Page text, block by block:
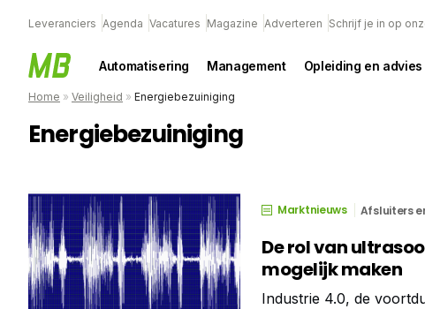
Leveranciers Agenda Vacatures Magazine Adverteren Schrijf je in op
Automatisering Management Opleiding en advies
Home » Veiligheid » Energiebezuiniging
Energiebezuiniging
Marktnieuws Afsluiters
De rol van
mogelijk maken
Industrie 4.0, de